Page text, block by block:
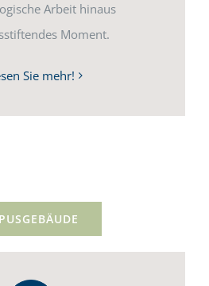
Arbeit hinaus
Moment.
Sie mehr!